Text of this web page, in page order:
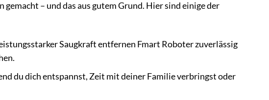
– und das aus gutem Grund. Hier sind einige der
Saugkraft entfernen Fmart Roboter zuverlässig
du dich entspannst, Zeit mit deiner Familie verbringst oder